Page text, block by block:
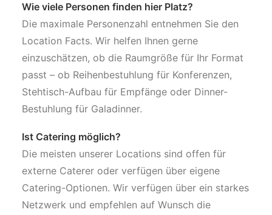
Wie viele Personen finden hier Platz?
Die maximale Personenzahl entnehmen Sie den
Location Facts. Wir helfen Ihnen gerne
einzuschätzen, ob die Raumgröße für Ihr Format
passt – ob Reihenbestuhlung für Konferenzen,
Stehtisch-Aufbau für Empfänge oder Dinner-
Bestuhlung für Galadinner.
Ist Catering möglich?
Die meisten unserer Locations sind offen für
externe Caterer oder verfügen über eigene
Catering-Optionen. Wir verfügen über ein starkes
Netzwerk und empfehlen auf Wunsch die